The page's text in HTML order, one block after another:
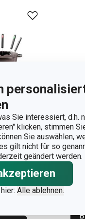
Sie interessiert, d.h.
klicken, stimmen
Sie auswählen,
gilt nicht für so
geändert werden.
Alle ablehnen.
PARTY